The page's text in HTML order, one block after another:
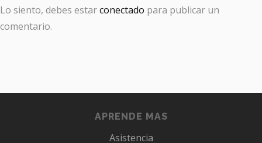
Lo siento, debes estarconectado para publicar un
comentario.
APRENDE MAS
Asistencia